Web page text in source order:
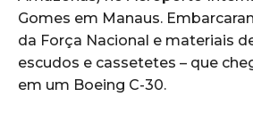
Gomes em Manaus.
da Força Nacional e materiais
escudos e cassetetes – que
em um Boeing C-30.